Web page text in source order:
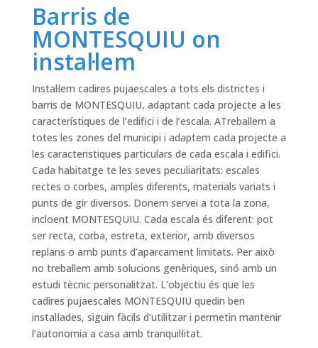
Barris de
MONTESQUIU on
instal·lem
Instal·lem cadires pujaescales a tots els districtes i
barris de MONTESQUIU, adaptant cada projecte a les
característiques de l’edifici i de l’escala. ATreballem a
totes les zones del municipi i adaptem cada projecte a
les caracteristiques particulars de cada escala i edifici.
Cada habitatge te les seves peculiaritats: escales
rectes o corbes, amples diferents, materials variats i
punts de gir diversos. Donem servei a tota la zona,
incloent MONTESQUIU. Cada escala és diferent: pot
ser recta, corba, estreta, exterior, amb diversos
replans o amb punts d’aparcament limitats. Per això
no treballem amb solucions genèriques, sinó amb un
estudi tècnic personalitzat. L’objectiu és que les
cadires pujaescales MONTESQUIU quedin ben
instal·lades, siguin fàcils d’utilitzar i permetin mantenir
l’autonomia a casa amb tranquil·litat.